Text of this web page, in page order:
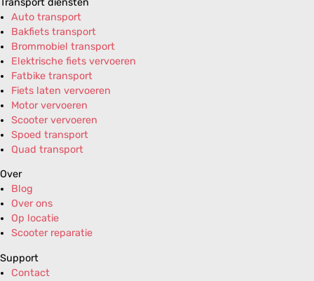
Auto transport
Bakfiets transport
Brommobiel transport
Elektrische fiets vervoeren
Fatbike transport
Fiets laten vervoeren
Motor vervoeren
Scooter vervoeren
Spoed transport
Quad transport
Over
Blog
Over ons
Op locatie
Scooter reparatie
Support
Contact